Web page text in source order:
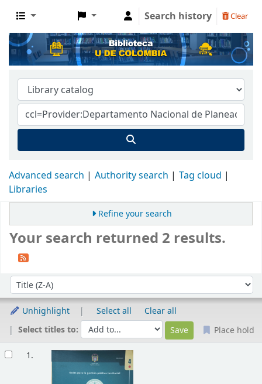
Search history Clear
Advanced search Authority search
Tag cloud
Libraries
Refine your search
Your search returned 2 results.
Sort by:
Unhighlight Select all
Clear all
Select titles to:
Place hold
1.